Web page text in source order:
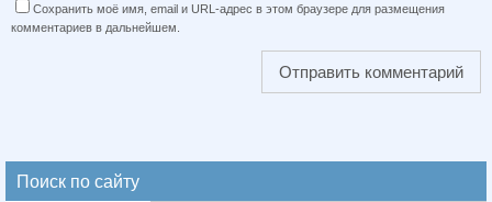
Сохранить моё имя, email и URL-адрес в этом браузере для размещения
комментариев в дальнейшем.
Поиск по сайту